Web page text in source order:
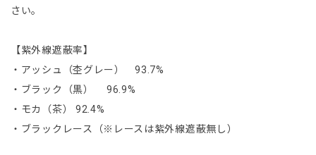
さい。
【紫外線遮蔽率】
・アッシュ（杢グレー） 93.7%
・ブラック（黒） 96.9%
・モカ（茶） 92.4%
・ブラックレース（※レースは紫外線遮蔽無し）